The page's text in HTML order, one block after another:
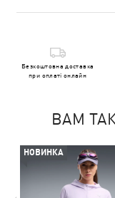
Безкоштовна доставка
при оплаті онлайн
ВАМ
НОВИНКА